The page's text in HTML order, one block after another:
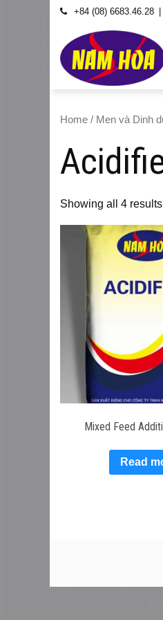
Skip
content
+84 (08) 6683.46.28
Home / Men và Dinh
Showing all 4 results
Mixed Feed
Read